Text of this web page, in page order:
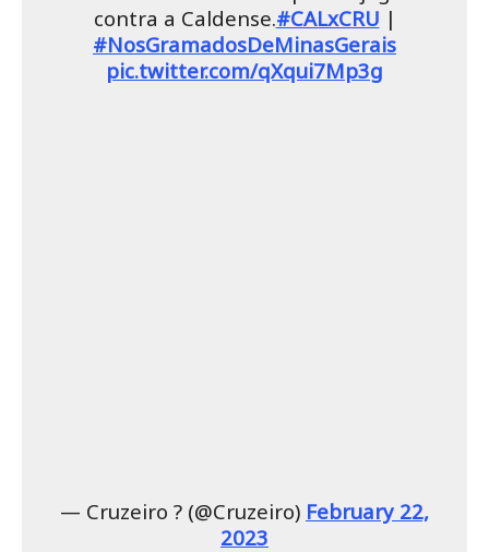
contra a Caldense.#CALxCRU |
#NosGramadosDeMinasGerais
pic.twitter.com/qXqui7Mp3g
— Cruzeiro ? (@Cruzeiro) February 22,
2023